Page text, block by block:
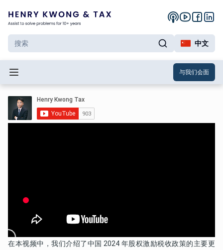
中文
与我们会面
在本视频中，我们介绍了中国 2024 年股权激励税收政策的主要更